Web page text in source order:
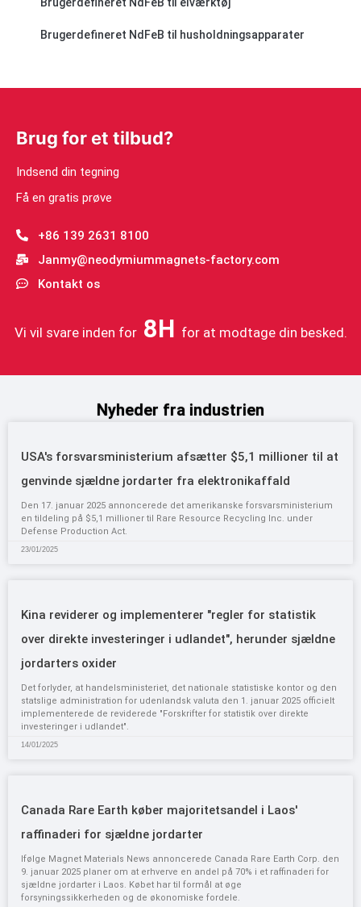
Brugerdefineret NdFeB til husholdningsapparater
Brug for et tilbud?
Indsend din tegning
Få en gratis prøve
+86 139 2631 8100
Janmy@neodymiummagnets-factory.com
Kontakt os
Vi vil svare inden for 8H for at modtage din besked.
Nyheder fra industrien
USA's forsvarsministerium afsætter $5,1 millioner til at
genvinde sjældne jordarter fra elektronikaffald
Den 17. januar 2025 annoncerede det amerikanske forsvarsministerium
en tildeling på $5,1 millioner til Rare Resource Recycling Inc. under
Defense Production Act.
23/01/2025
Kina reviderer og implementerer "regler for statistik
over direkte investeringer i udlandet", herunder sjældne
jordarters oxider
Det forlyder, at handelsministeriet, det nationale statistiske kontor og den
statslige administration for udenlandsk valuta den 1. januar 2025 officielt
implementerede de reviderede "Forskrifter for statistik over direkte
investeringer i udlandet".
14/01/2025
Canada Rare Earth køber majoritetsandel i Laos'
raffinaderi for sjældne jordarter
Ifølge Magnet Materials News annoncerede Canada Rare Earth Corp. den
9. januar 2025 planer om at erhverve en andel på 70% i et raffinaderi for
sjældne jordarter i Laos. Købet har til formål at øge
forsyningssikkerheden og de økonomiske fordele.